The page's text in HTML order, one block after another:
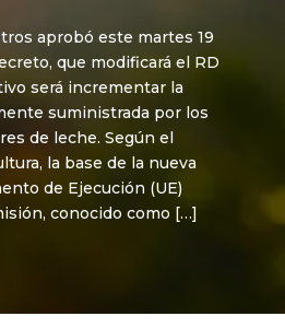
aprobó este martes 19
que modificará el RD
será incrementar la
suministrada por los
de leche. Según el
la base de la nueva
de Ejecución (UE)
conocido como […]